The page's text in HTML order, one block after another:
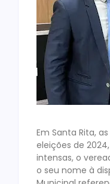
Em Santa Rita,
eleições de
intensas, o
o seu nome à